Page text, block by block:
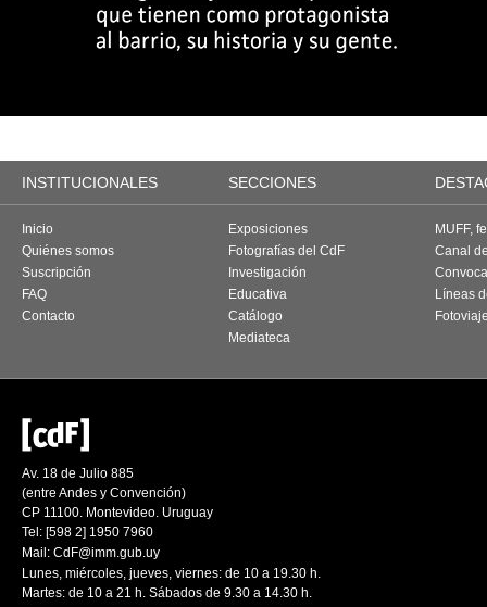
INSTITUCIONALES SECCIONES
Inicio
Quiénes somos
Suscripción
FAQ
Contacto
Exposiciones
Fotografías del CdF
Investigación
Educativa
Catálogo
Mediateca
MUFF,
Canal
Líneas
Av. 18 de Julio 885
(entre Andes y Convención)
CP 11100. Montevideo. Uruguay
Tel: [598 2] 1950 7960
Mail: CdF@imm.gub.uy
Lunes, miércoles, jueves, viernes: de 10 a 19.30 h.
Martes: de 10 a 21 h. Sábados de 9.30 a 14.30 h.